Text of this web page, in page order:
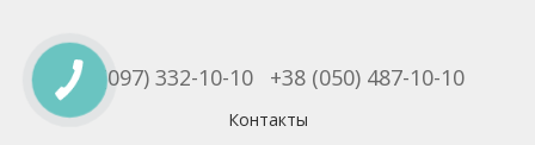
+38 (097) 332-10-10 +38 (050) 487-10-10
Контакты